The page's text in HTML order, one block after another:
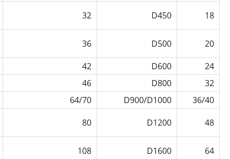
18
D450
32
20
D500
36
24
D600
42
32
D800
46
36/40
D900/D1000
64/70
48
D1200
80
64
D1600
108